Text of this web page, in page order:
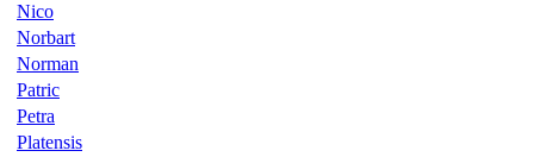
Nico
Norbart
Norman
Patric
Petra
Platensis